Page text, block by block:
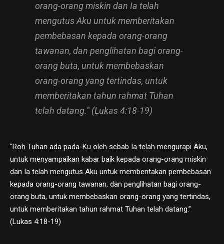
orang-orang miskin dan Ia telah
mengutus Aku untuk memberitakan
pembebasan kepada orang-orang
tawanan, dan penglihatan bagi orang-
orang buta, untuk membebaskan
orang-orang yang tertindas, untuk
memberitakan tahun rahmat Tuhan
telah datang." (Lukas 4:18-19)
“Roh Tuhan ada pada-Ku oleh sebab Ia telah mengurapi Aku,
untuk menyampaikan kabar baik kepada orang-orang miskin
dan Ia telah mengutus Aku untuk memberitakan pembebasan
kepada orang-orang tawanan, dan penglihatan bagi orang-
orang buta, untuk membebaskan orang-orang yang tertindas,
untuk memberitakan tahun rahmat Tuhan telah datang.”
(Lukas 4:18-19)